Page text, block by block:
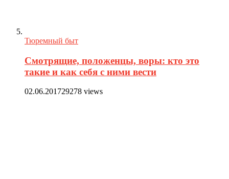
Тюремный быт
Смотрящие, положенцы, воры: кто это
такие и как себя с ними вести
02.06.201729278 views